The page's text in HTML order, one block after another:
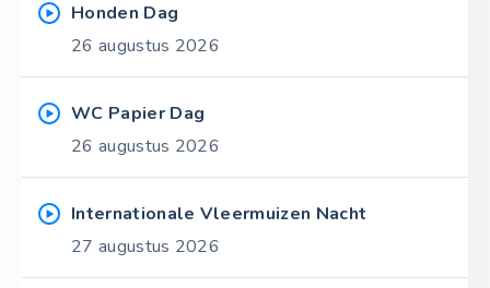
Honden Dag
26 augustus 2026
WC Papier Dag
26 augustus 2026
Internationale Vleermuizen Nacht
27 augustus 2026